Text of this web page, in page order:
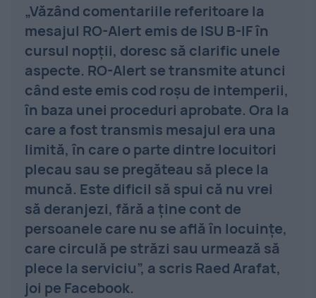
„Văzând comentariile referitoare la
mesajul RO-Alert emis de ISU B-IF în
cursul nopții, doresc să clarific unele
aspecte. RO-Alert se transmite atunci
când este emis cod roșu de intemperii,
în baza unei proceduri aprobate. Ora la
care a fost transmis mesajul era una
limită, în care o parte dintre locuitori
plecau sau se pregăteau să plece la
muncă. Este dificil să spui că nu vrei
să deranjezi, fără a ține cont de
persoanele care nu se află în locuințe,
care circulă pe străzi sau urmează să
plece la serviciu”, a scris Raed Arafat,
joi pe Facebook.